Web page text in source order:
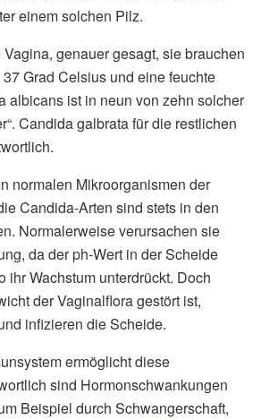
einem solchen Pilz.
genauer gesagt, sie brauchen
Grad Celsius und eine feuchte
albicans ist in neun von zehn solcher
Candida galbrata für die restlichen
normalen Mikroorganismen der
Candida-Arten sind stets in den
Normalerweise verursachen sie
da der ph-Wert in der Scheide
ihr Wachstum unterdrückt. Doch
der Vaginalflora gestört ist,
infizieren die Scheide.
ermöglicht diese
sind Hormonschwankungen
Beispiel durch Schwangerschaft,